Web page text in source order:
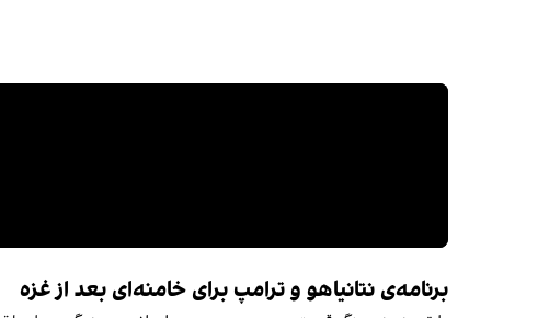
برنامه‌ی نتانیاهو و ترامپ برای خامنه‌ای بعد از غزه